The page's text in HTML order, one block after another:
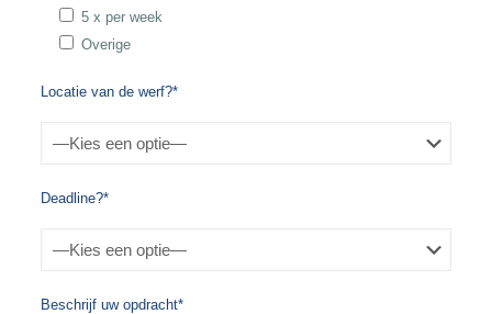
5 x per week
Overige
Locatie van de werf?*
Deadline?*
Beschrijf uw opdracht*